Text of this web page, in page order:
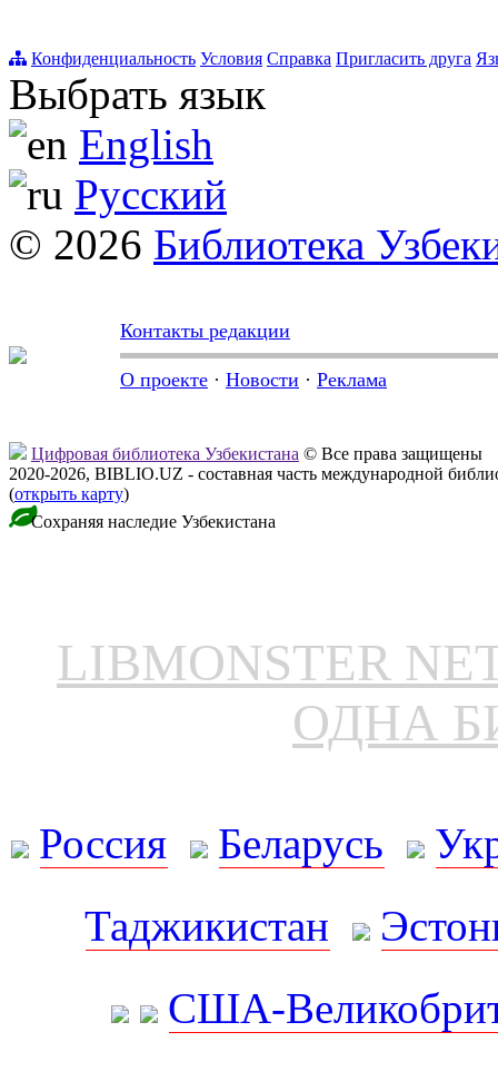
Конфиденциальность Условия Справка Пригласить друга
Выбрать язык
English
Русский
© 2026 Библиотека
Контакты редакции
О проекте · Новости · Реклама
Цифровая библиотека Узбекистана © Все права защищены
2020-2026, BIBLIO.UZ - составная часть международной
(открыть карту)
Сохраняя наследие Узбекистана
LIBMONSTER
ОДНА
Россия Беларусь
Таджикистан
США-